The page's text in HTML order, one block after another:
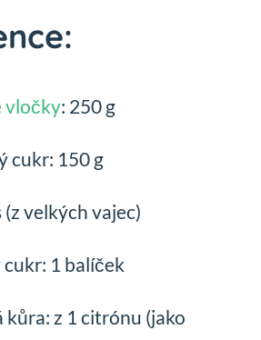
vločky: 250 g
cukr: 150 g
(z velkých vajec)
1 balíček
z 1 citrónu (jako